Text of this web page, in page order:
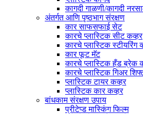
कागदी गाळणी/कागदी
अंतर्गत आणि पृष्ठभाग संरक्षण
कार साफसफाई सेट
कारचे प्लास्टिक सीट कव्हर
कारचे प्लास्टिक स्टीयरिंग
कार फूट मॅट
कारचे प्लास्टिक हँड ब्रेक
कारचे प्लास्टिक गिअर
प्लास्टिक टायर कव्हर
प्लास्टिक कार कव्हर
बांधकाम संरक्षण उपाय
प्रीटेप्ड मास्किंग फिल्म